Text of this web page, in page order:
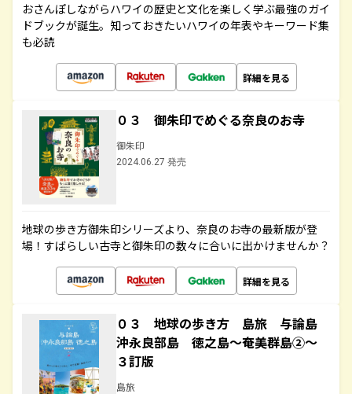
おさんぽしながらハワイの歴史と文化を楽しく学ぶ最強のガイ
ドブックが誕生。知っておきたいハワイの年表やキーワード集
も必読
詳細を見る
０３ 御朱印でめぐる奈良のお寺
御朱印
2024.06.27 発売
地球の歩き方御朱印シリーズより、奈良のお寺の最新版が登
場！すばらしい古寺と御朱印の数々に合いに出かけませんか？
詳細を見る
０３ 地球の歩き方 島旅 与論島
沖永良部島 徳之島～奄美群島②～
３訂版
島旅